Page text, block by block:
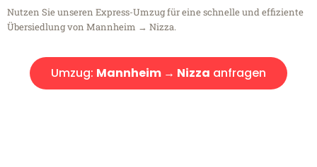
Nutzen Sie unseren Express-Umzug für eine schnelle und effiziente
Übersiedlung von Mannheim → Nizza.
Umzug: Mannheim → Nizza anfragen